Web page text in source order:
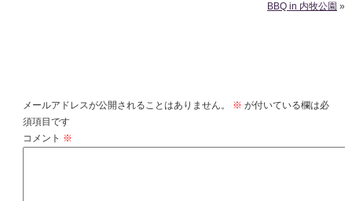
BBQ in 内牧公園 »
メールアドレスが公開されることはありません。 ※ が付いている欄は必
須項目です
コメント ※